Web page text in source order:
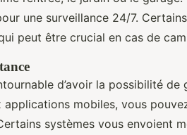
une surveillance 24/7.
peut être crucial en cas de
d’avoir la possibilité
applications mobiles, vous
systèmes vous envoient